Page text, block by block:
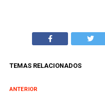
TEMAS RELACIONADOS
ANTERIOR